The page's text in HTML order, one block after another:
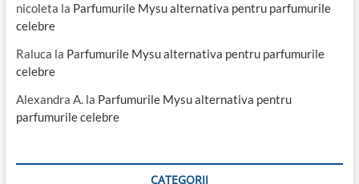
nicoleta la Parfumurile Mysu alternativa pentru parfumurile
celebre
Raluca la Parfumurile Mysu alternativa pentru parfumurile
celebre
Alexandra A.la Parfumurile Mysu alternativa pentru
parfumurile celebre
CATEGORII